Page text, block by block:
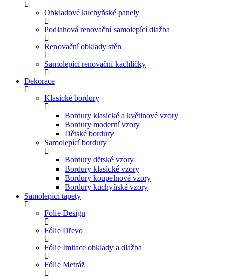
Obkladové kuchyňské panely
Podlahová renovační samolepící dlažba
Renovační obklady stěn
Samolepící renovační kachličky
Dekorace
Klasické bordury
Bordury klasické a květinové vzory
Bordury moderní vzory
Dětské bordury
Samolepící bordury
Bordury dětské vzory
Bordury klasické vzory
Bordury koupelnové vzory
Bordury kuchyňské vzory
Samolepící tapety
Fólie Design
Fólie Dřevo
Fólie Imitace obklady a dlažba
Fólie Metráž